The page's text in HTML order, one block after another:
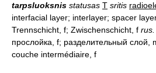
tarpsluoksnis statusas T sritis
interfacial layer; interlayer; spacer
Trennschicht, f; Zwischenschicht, f rus.
прослойка, f; разделительный слой,
couche intermédiaire, f